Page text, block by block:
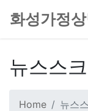
화성가정
뉴스스
Home 뉴스